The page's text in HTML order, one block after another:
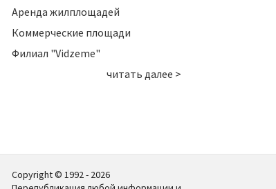
Аренда жилплощадей
Коммерческие площади
Филиал "Vidzeme"
читать далее >
Copyright © 1992 - 2026